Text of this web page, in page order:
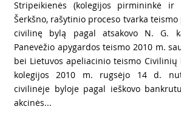
Stripeikienės (kolegijos pirmininkė ir
Šerkšno, rašytinio proceso tvarka
civilinę bylą pagal atsakovo N. G.
Panevėžio apygardos teismo 2010 m.
bei Lietuvos apeliacinio teismo
kolegijos 2010 m. rugsėjo 14 d.
civilinėje byloje pagal ieškovo
akcinės...